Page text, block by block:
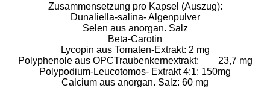
Zusammensetzung pro Kapsel (Auszug):
Dunaliella-salina- Algenpulver
Selen aus anorgan. Salz
Beta-Carotin
Lycopin aus Tomaten-Extrakt: 2 mg
Polyphenole aus OPCTraubenkernextrakt: 23,7 mg
Polypodium-Leucotomos- Extrakt 4:1: 150mg
Calcium aus anorgan. Salz: 60 mg